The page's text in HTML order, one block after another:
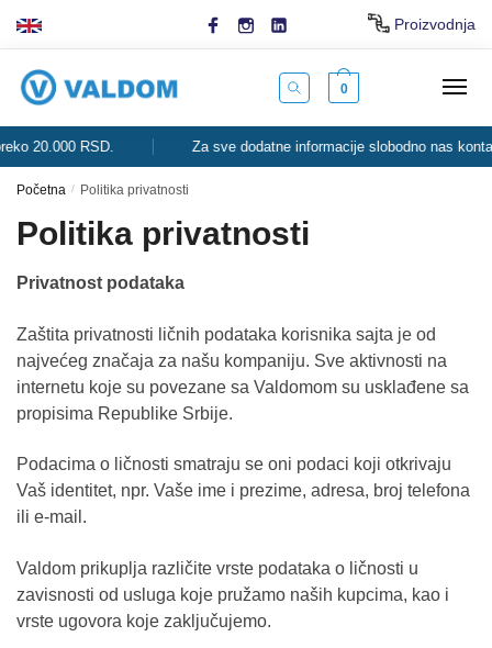
Proizvodnja
0
20.000 RSD. Za sve dodatne informacije slobodno nas
Početna / Politika privatnosti
Politika privatnosti
Privatnost podataka
Zaštita privatnosti ličnih podataka korisnika sajta je od
najvećeg značaja za našu kompaniju. Sve aktivnosti na
internetu koje su povezane sa Valdomom su usklađene sa
propisima Republike Srbije.
Podacima o ličnosti smatraju se oni podaci koji otkrivaju
Vaš identitet, npr. Vaše ime i prezime, adresa, broj telefona
ili e-mail.
Valdom prikuplja različite vrste podataka o ličnosti u
zavisnosti od usluga koje pružamo naših kupcima, kao i
vrste ugovora koje zaključujemo.